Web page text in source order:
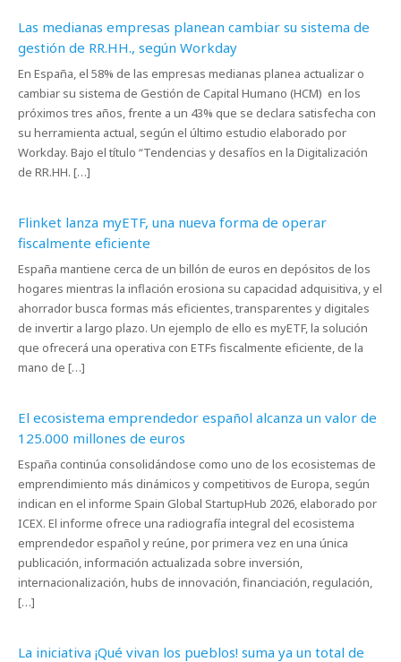
Las medianas empresas planean cambiar su sistema de
gestión de RR.HH., según Workday
En España, el 58% de las empresas medianas planea actualizar o
cambiar su sistema de Gestión de Capital Humano (HCM) en los
próximos tres años, frente a un 43% que se declara satisfecha con
su herramienta actual, según el último estudio elaborado por
Workday. Bajo el título “Tendencias y desafíos en la Digitalización
de RR.HH. […]
Flinket lanza myETF, una nueva forma de operar
fiscalmente eficiente
España mantiene cerca de un billón de euros en depósitos de los
hogares mientras la inflación erosiona su capacidad adquisitiva, y el
ahorrador busca formas más eficientes, transparentes y digitales
de invertir a largo plazo. Un ejemplo de ello es myETF, la solución
que ofrecerá una operativa con ETFs fiscalmente eficiente, de la
mano de […]
El ecosistema emprendedor español alcanza un valor de
125.000 millones de euros
España continúa consolidándose como uno de los ecosistemas de
emprendimiento más dinámicos y competitivos de Europa, según
indican en el informe Spain Global StartupHub 2026, elaborado por
ICEX. El informe ofrece una radiografía integral del ecosistema
emprendedor español y reúne, por primera vez en una única
publicación, información actualizada sobre inversión,
internacionalización, hubs de innovación, financiación, regulación,
[…]
La iniciativa ¡Qué vivan los pueblos! suma ya un total de